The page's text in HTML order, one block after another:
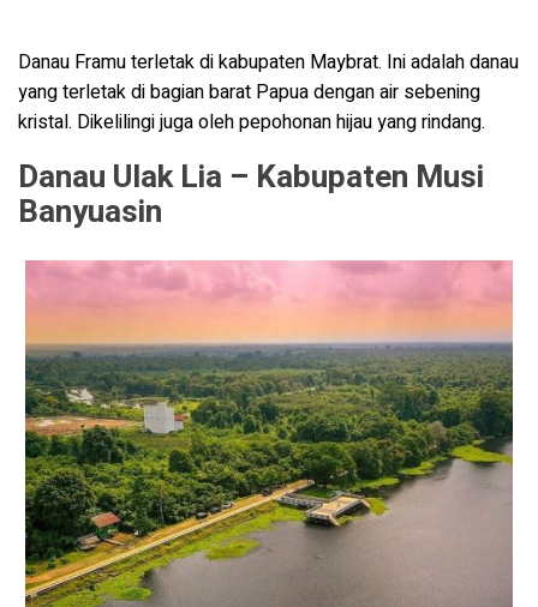
Danau Framu terletak di kabupaten Maybrat. Ini adalah danau
yang terletak di bagian barat Papua dengan air sebening
kristal. Dikelilingi juga oleh pepohonan hijau yang rindang.
Danau Ulak Lia – Kabupaten Musi
Banyuasin